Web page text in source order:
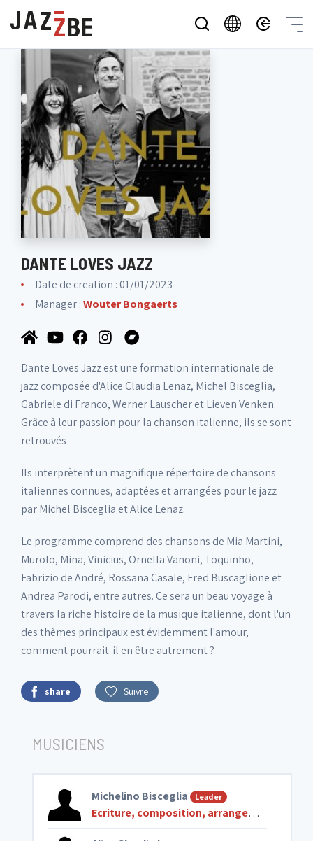
DANTE LOVES JAZZ
Date de creation : 01/01/2023
Manager :Wouter Bongaerts
Dante Loves Jazz est une formation internationale de
jazz composée d'Alice Claudia Lenaz, Michel Bisceglia,
Gabriele di Franco, Werner Lauscher et Lieven Venken.
Grâce à leur passion pour la chanson italienne, ils se sont
retrouvés
Ils interprètent un magnifique répertoire de chansons
italiennes connues, adaptées et arrangées pour le jazz
par Michel Bisceglia et Alice Lenaz.
Le programme comprend des chansons de Mia Martini,
Murolo, Mina, Vinicius, Ornella Vanoni, Toquinho,
Fabrizio de André, Rossana Casale, Fred Buscaglione et
Andrea Parodi, entre autres. Ce sera un beau voyage à
travers la riche histoire de la musique italienne, dont l'un
des thèmes principaux est évidemment l'amour,
comment pourrait-il en être autrement ?
share Suivre
MUSICIENS
Michelino Bisceglia Leader
Ecriture, composition, arrangements